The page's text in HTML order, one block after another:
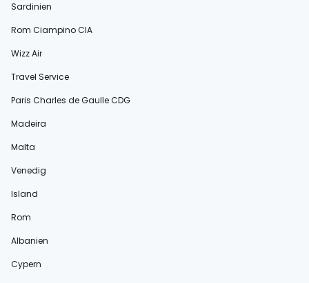
Sardinien
Rom Ciampino CIA
Wizz Air
Travel Service
Paris Charles de Gaulle CDG
Madeira
Malta
Venedig
Island
Rom
Albanien
Cypern